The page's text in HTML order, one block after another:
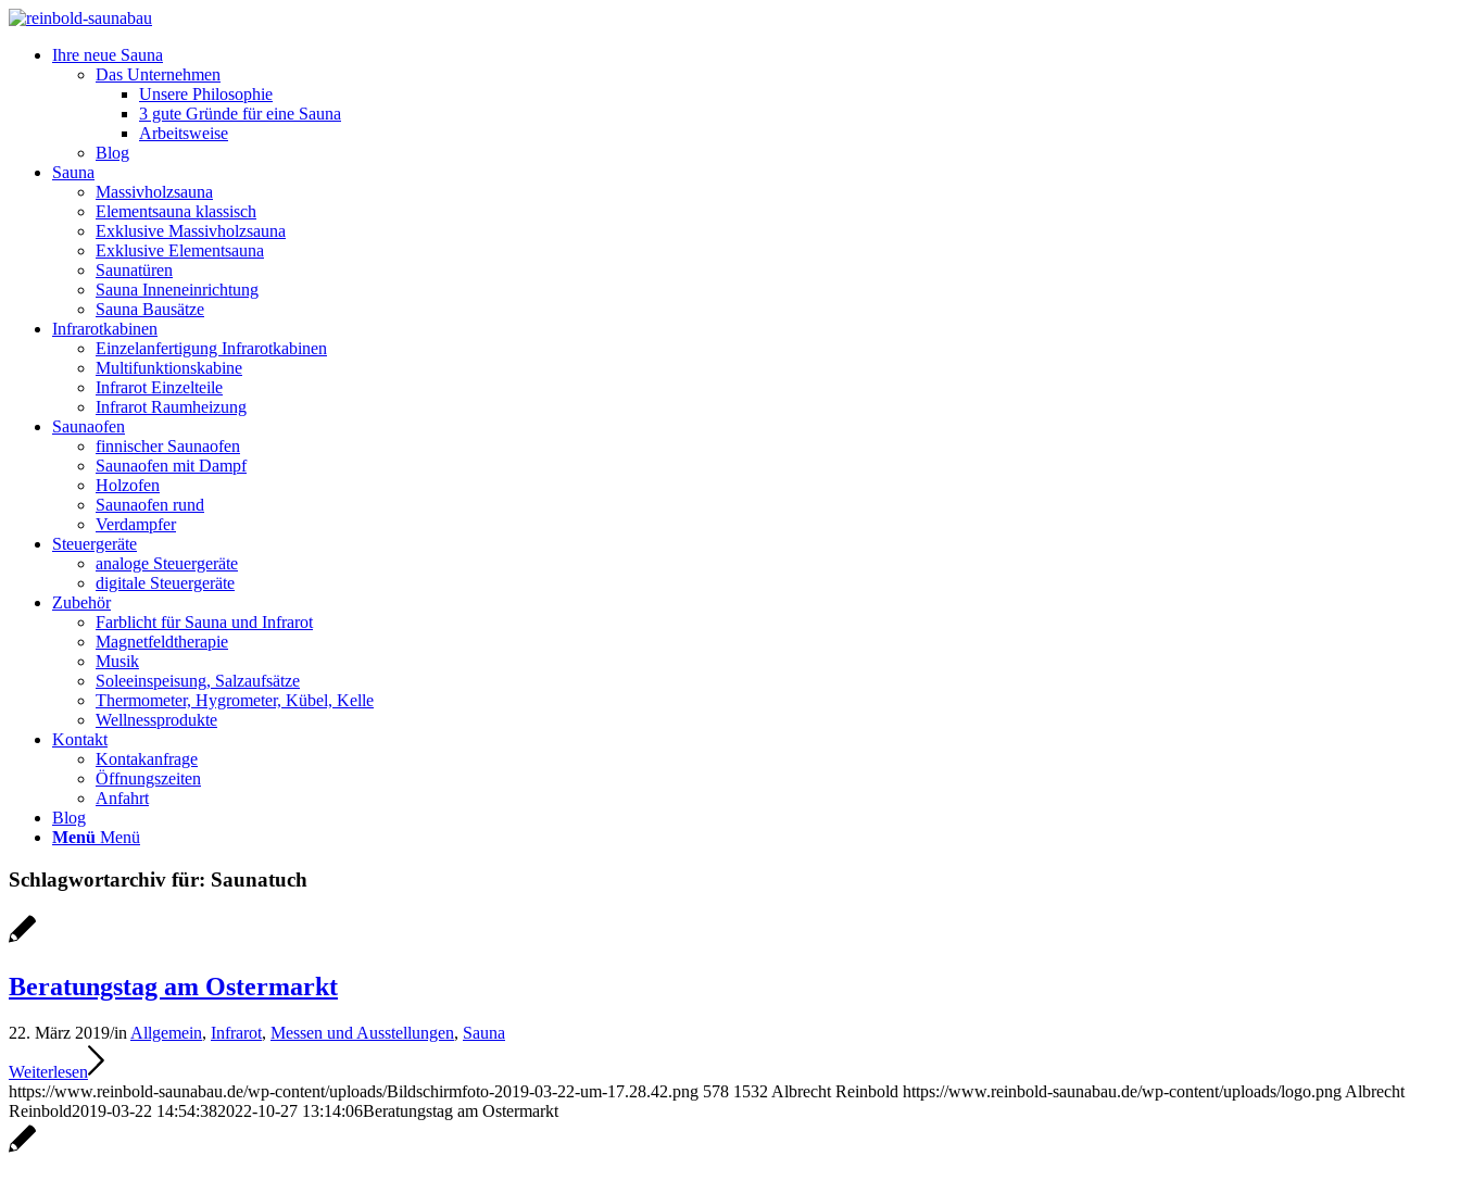
Ihre neue Sauna
Das Unternehmen
Unsere Philosophie
3 gute Gründe für eine Sauna
Arbeitsweise
Blog
Sauna
Massivholzsauna
Elementsauna klassisch
Exklusive Massivholzsauna
Exklusive Elementsauna
Saunatüren
Sauna Inneneinrichtung
Sauna Bausätze
Infrarotkabinen
Einzelanfertigung Infrarotkabinen
Multifunktionskabine
Infrarot Einzelteile
Infrarot Raumheizung
Saunaofen
finnischer Saunaofen
Saunaofen mit Dampf
Holzofen
Saunaofen rund
Verdampfer
Steuergeräte
analoge Steuergeräte
digitale Steuergeräte
Zubehör
Farblicht für Sauna und Infrarot
Magnetfeldtherapie
Musik
Soleeinspeisung, Salzaufsätze
Thermometer, Hygrometer, Kübel, Kelle
Wellnessprodukte
Kontakt
Kontakanfrage
Öffnungszeiten
Anfahrt
Blog
Menü Menü
Schlagwortarchiv für: Saunatuch
Beratungstag am Ostermarkt
22. März 2019/in Allgemein, Infrarot, Messen und Ausstellungen, Sauna
Weiterlesen
https://www.reinbold-saunabau.de/wp-content/uploads/Bildschirmfoto-2019-03-22-um-17.28.42.png 578 1532 Albrecht Reinbold https://www.reinbold-saunabau.de/wp-content/uploads/logo.png Albrecht
Reinbold2019-03-22 14:54:382022-10-27 13:14:06Beratungstag am Ostermarkt